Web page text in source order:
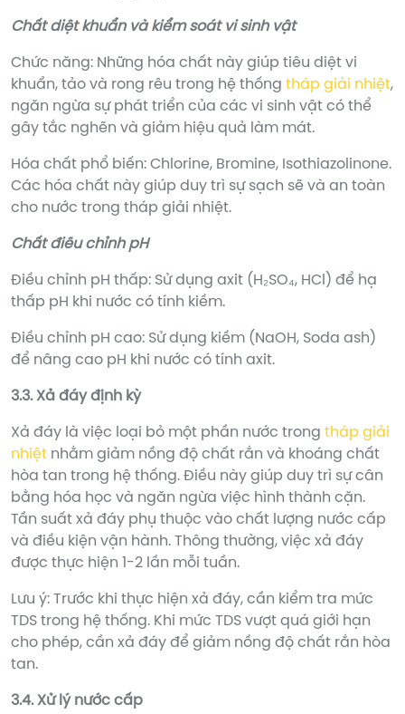
Chất diệt khuẩn và kiểm soát vi sinh vật
Chức năng: Những hóa chất này giúp tiêu diệt vi
khuẩn, tảo và rong rêu trong hệ thống tháp giải nhiệt,
ngăn ngừa sự phát triển của các vi sinh vật có thể
gây tắc nghẽn và giảm hiệu quả làm mát.
Hóa chất phổ biến: Chlorine, Bromine, Isothiazolinone.
Các hóa chất này giúp duy trì sự sạch sẽ và an toàn
cho nước trong tháp giải nhiệt.
Chất điều chỉnh pH
Điều chỉnh pH thấp: Sử dụng axit (H₂SO₄, HCl) để hạ
thấp pH khi nước có tính kiềm.
Điều chỉnh pH cao: Sử dụng kiềm (NaOH, Soda ash)
để nâng cao pH khi nước có tính axit.
3.3. Xả đáy định kỳ
Xả đáy là việc loại bỏ một phần nước trong tháp giải
nhiệt nhằm giảm nồng độ chất rắn và khoáng chất
hòa tan trong hệ thống. Điều này giúp duy trì sự cân
bằng hóa học và ngăn ngừa việc hình thành cặn.
Tần suất xả đáy phụ thuộc vào chất lượng nước cấp
và điều kiện vận hành. Thông thường, việc xả đáy
được thực hiện 1-2 lần mỗi tuần.
Lưu ý: Trước khi thực hiện xả đáy, cần kiểm tra mức
TDS trong hệ thống. Khi mức TDS vượt quá giới hạn
cho phép, cần xả đáy để giảm nồng độ chất rắn hòa
tan.
3.4. Xử lý nước cấp